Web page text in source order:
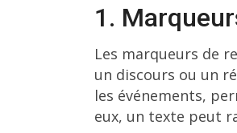
1.
Les marqueurs de
un discours ou un
les événements,
eux, un texte peut